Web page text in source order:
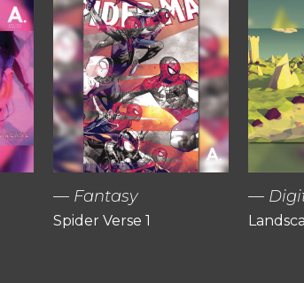
Fantasy
Spider Verse 1